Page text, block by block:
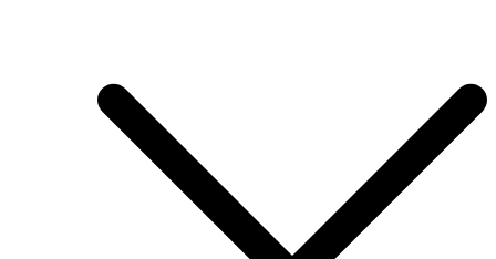
지공고 #무주군일간지공고 #장수군일간지공고 #임실군일간지
공고 #부안군일간지공고 #정읍시일간지공고 #고창군일간지공
고 #순창군일간지공고 #남원시일간지공고 #복흥면일간지공고
#격포일간지공고 #순창군일간지공고 #칠보면일간지공고 #전
라남도일간지공고 #전남일간지공고 #나주시일간지공고 #장성
군일간지공고 #담양군일간지공고 #곡성군일간지공고 #구례군
일간지공고 #하동군일간지공고 #순천시일간지공고 #여수시일
간지공고 #고흥시일간지공고 #완도군일간지공고 #해남군일간